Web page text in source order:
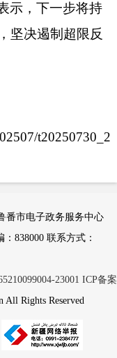
示，下一步将持
坚决遏制超限反
番市电子政务服务中心
838000 联系方式：
23001 ICP备案
Rights Reserved